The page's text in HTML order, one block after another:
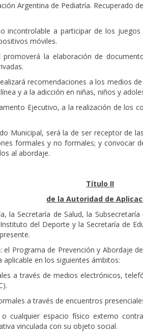
Argentina de Pediatría. Recuperado de
incontrolable a participar de los
móviles.
promoverá la elaboración de
recomendaciones a los medios
y a la adicción en niñas, niños y
Ejecutivo, a la realización de los
Municipal, será la de ser receptor de
formales y no formales; y convocar
al abordaje.
Título II
de la Autoridad de
la Secretaría de Salud, la
del Deporte y la Secretaría de
el Programa de Prevención y Abordaje
en los siguientes ámbitos:
a través de medios electrónicos,
a través de encuentros
cualquier espacio físico externo
vinculada con su objeto social.